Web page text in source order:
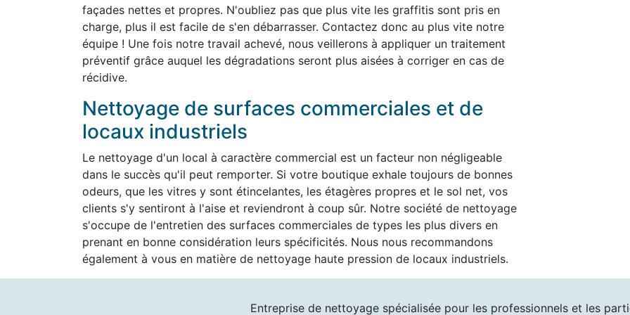
façades nettes et propres. N'oubliez pas que plus vite les graffitis sont pris en
charge, plus il est facile de s'en débarrasser. Contactez donc au plus vite notre
équipe ! Une fois notre travail achevé, nous veillerons à appliquer un traitement
préventif grâce auquel les dégradations seront plus aisées à corriger en cas de
récidive.
Nettoyage de surfaces commerciales et de
locaux industriels
Le nettoyage d'un local à caractère commercial est un facteur non négligeable
dans le succès qu'il peut remporter. Si votre boutique exhale toujours de bonnes
odeurs, que les vitres y sont étincelantes, les étagères propres et le sol net, vos
clients s'y sentiront à l'aise et reviendront à coup sûr. Notre société de nettoyage
s'occupe de l'entretien des surfaces commerciales de types les plus divers en
prenant en bonne considération leurs spécificités. Nous nous recommandons
également à vous en matière de nettoyage haute pression de locaux industriels.
Entreprise de nettoyage spécialisée pour les professionnels et les